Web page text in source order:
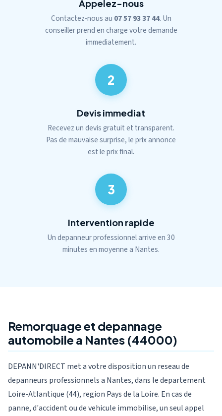
Appelez-nous
Contactez-nous au 07 57 93 37 44. Un
conseiller prend en charge votre demande
immediatement.
2
Devis immediat
Recevez un devis gratuit et transparent.
Pas de mauvaise surprise, le prix annonce
est le prix final.
3
Intervention rapide
Un depanneur professionnel arrive en 30
minutes en moyenne a Nantes.
Remorquage et depannage
automobile a Nantes (44000)
DEPANN'DIRECT met a votre disposition un reseau de
depanneurs professionnels a Nantes, dans le departement
Loire-Atlantique (44), region Pays de la Loire. En cas de
panne, d'accident ou de vehicule immobilise, un seul appel